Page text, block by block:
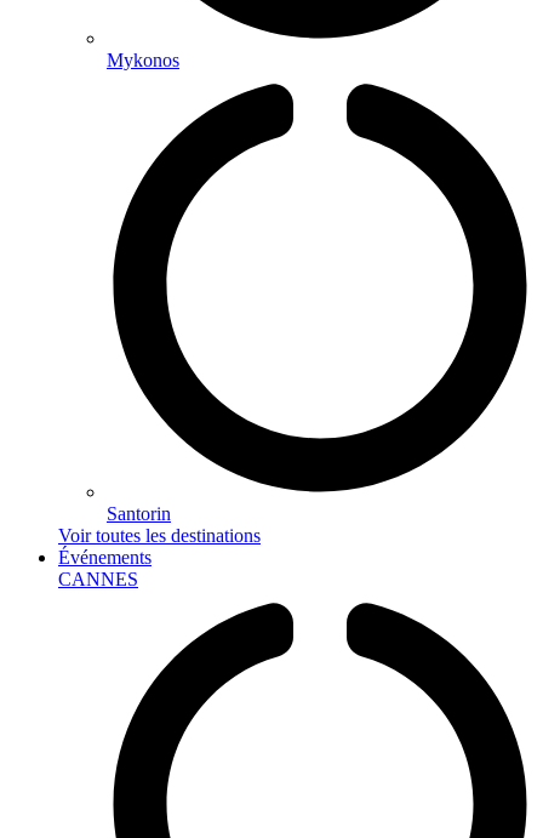
Mykonos
Santorin
Voir toutes les destinations
Événements
CANNES